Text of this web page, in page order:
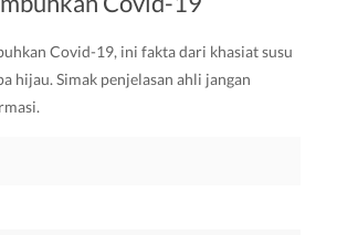
Covid-19, ini fakta dari khasiat susu
hijau. Simak penjelasan ahli jangan